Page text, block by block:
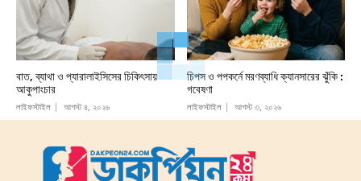
বাত, ব্যাথা ও প্যারালাইসিসের চিকিৎসায়
আকুপাংচার
লাইফস্টাইল আগস্ট ৪, ২০২৬
চিপস ও পপকর্নে মরণব্যাধি ক্যানসারের ঝুঁকি :
গবেষণা
লাইফস্টাইল আগস্ট ৩, ২০২৬